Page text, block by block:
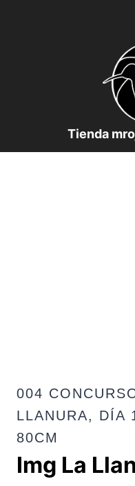
Tienda
004
LLANURA, DÍA
80CM
Img La